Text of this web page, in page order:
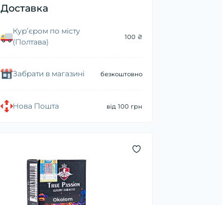
Доставка
Курʼєром по місту
(Полтава)
100 ₴
Забрати в магазині безкоштовно
Нова Пошта від 100 грн